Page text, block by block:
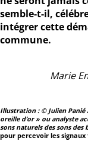
semble-t-il,
intégrer cette
commune.
Marie
Illustration : © Julien Panié
oreille d’or » ou analyste
sons naturels des sons
pour percevoir les signaux